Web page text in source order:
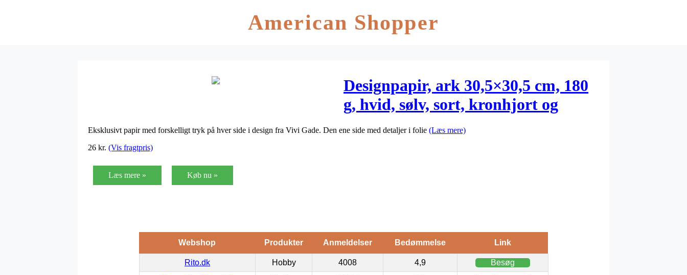
American Shopper
Designpapir, ark 30,5×30,5 cm, 180
g, hvid, sølv, sort, kronhjort og
mønster, 3ark
Eksklusivt papir med forskelligt tryk på hver side i design fra Vivi Gade. Den ene side med detaljer i folie (Læs mere)
26 kr. (Vis fragtpris)
Læs mere » Køb nu »
Webshop Produkter Anmeldelser Bedømmelse Link
Rito.dk Hobby 4008 4,9 Besøg